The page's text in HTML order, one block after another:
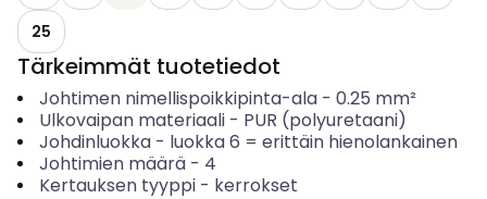
25
Tärkeimmät tuotetiedot
Johtimen nimellispoikkipinta-ala- 0.25 mm²
Ulkovaipan materiaali- PUR (polyuretaani)
Johdinluokka- luokka 6 = erittäin hienolankainen
Johtimien määrä- 4
Kertauksen tyyppi- kerrokset